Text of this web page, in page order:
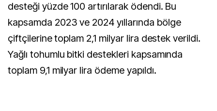
desteği yüzde 100 artırılarak ödendi. Bu
kapsamda 2023 ve 2024 yıllarında bölge
çiftçilerine toplam 2,1 milyar lira destek verildi.
Yağlı tohumlu bitki destekleri kapsamında
toplam 9,1 milyar lira ödeme yapıldı.